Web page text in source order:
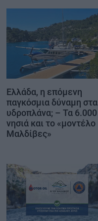
Ελλάδα, η επόμενη
παγκόσμια δύναμη στα
υδροπλάνα; – Τα 6.000
νησιά και το «μοντέλο
Μαλδίβες»